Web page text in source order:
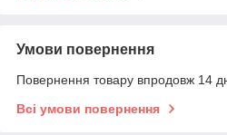
Умови повернення
Повернення товару впродовж 14
Всі умови повернення